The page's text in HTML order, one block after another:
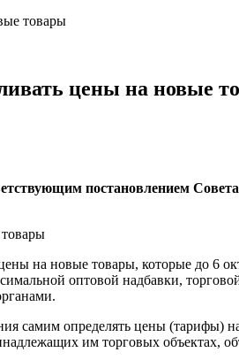
товары
цены на новые
постановлением
на новые товары, которые до 6
оптовой надбавки,
самим определять цены
им торговых объектах,